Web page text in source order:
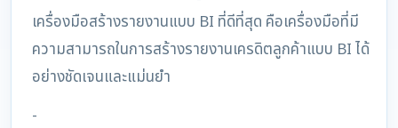
เครื่องมือสร้างรายงานแบบ BI ที่ดีที่สุด คือเครื่องมือที่มี
ความสามารถในการสร้างรายงานเครดิตลูกค้าแบบ BI ได้
อย่างชัดเจนและแม่นยำ
-